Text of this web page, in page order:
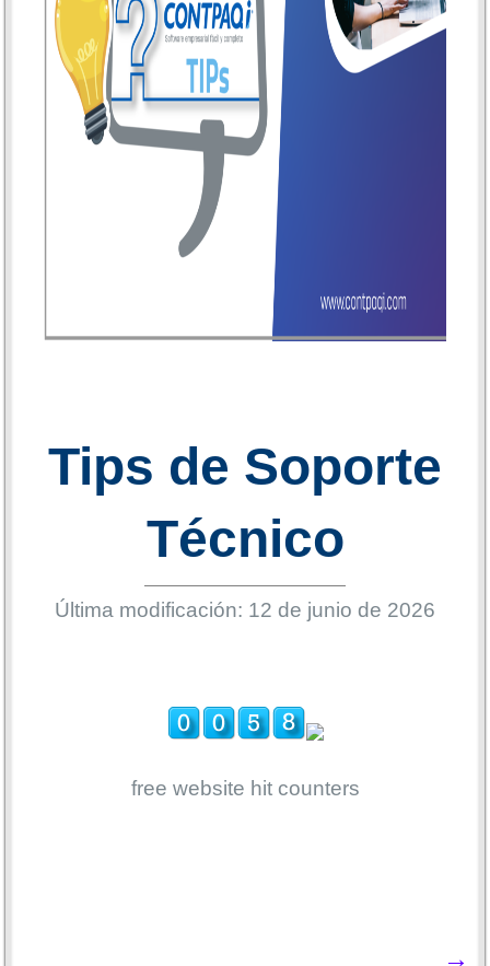
Tips de Soporte
Técnico
Última modificación: 12 de junio de 2026
free website hit counters